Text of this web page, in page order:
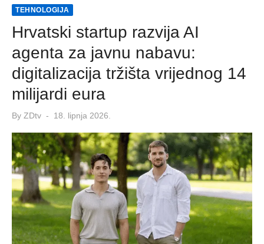
TEHNOLOGIJA
Hrvatski startup razvija AI
agenta za javnu nabavu:
digitalizacija tržišta vrijednog 14
milijardi eura
By ZDtv
Posted
18. lipnja 2026.